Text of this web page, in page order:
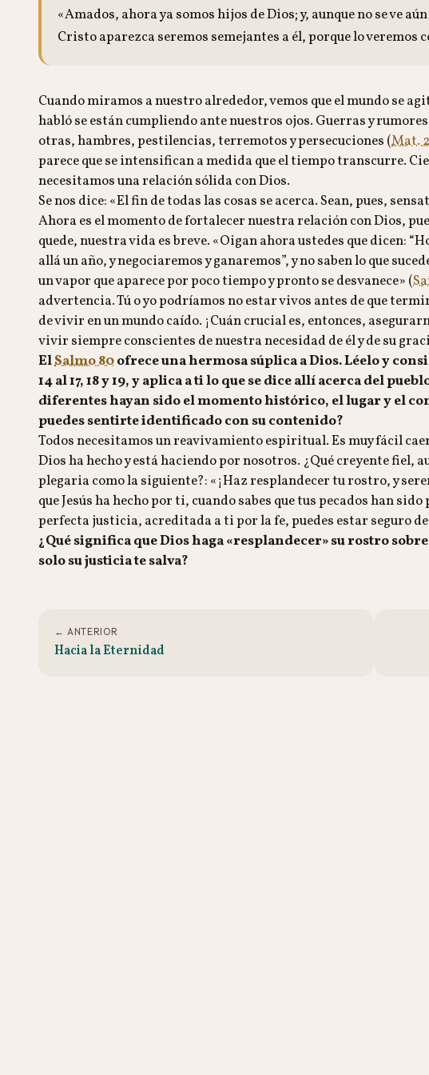
«Amados, ahora ya somos hijos de Dios; y, aunque no se ve
Cristo aparezca seremos semejantes a él, porque lo veremos
Cuando miramos a nuestro alrededor, vemos que el mundo se
habló se están cumpliendo ante nuestros ojos. Guerras y
otras, hambres, pestilencias, terremotos y persecuciones (Mat.
parece que se intensifican a medida que el tiempo transcurre.
necesitamos una relación sólida con Dios.
Se nos dice: «El fin de todas las cosas se acerca. Sean, pues,
Ahora es el momento de fortalecer nuestra relación con Dios,
quede, nuestra vida es breve. «Oigan ahora ustedes que dicen:
allá un año, y negociaremos y ganaremos”, y no saben lo que
un vapor que aparece por poco tiempo y pronto se desvanece» (
advertencia. Tú o yo podríamos no estar vivos antes de que
de vivir en un mundo caído. ¡Cuán crucial es, entonces,
vivir siempre conscientes de nuestra necesidad de él y de su
ElSalmo 80ofrece una hermosa súplica a Dios. Léelo y
14 al 17, 18 y 19, y aplica a ti lo que se dice allí acerca del
diferentes hayan sido el momento histórico, el lugar y el
puedes sentirte identificado con su contenido?
Todos necesitamos un reavivamiento espiritual. Es muy fácil
Dios ha hecho y está haciendo por nosotros. ¿Qué creyente fiel,
plegaria como la siguiente?: «¡Haz resplandecer tu rostro, y
que Jesús ha hecho por ti, cuando sabes que tus pecados han
perfecta justicia, acreditada a ti por la fe, puedes estar seguro de
¿Qué significa que Dios haga «resplandecer» su rostro
solo su justicia te salva?
← ANTERIOR
Hacia la Eternidad